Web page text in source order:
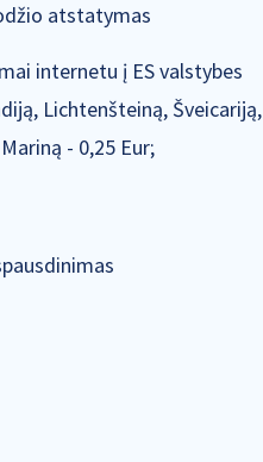
atstatymas
internetu į ES valstybes
Lichtenšteiną, Šveicariją,
- 0,25 Eur;